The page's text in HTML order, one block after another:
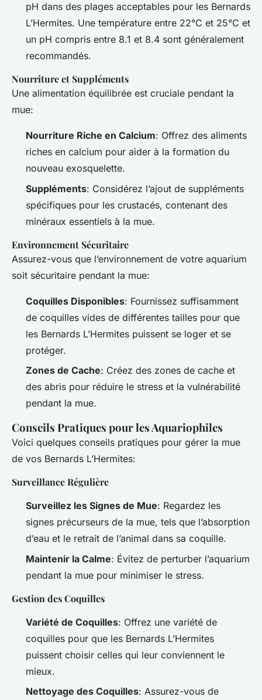
pH dans des plages acceptables pour les Bernards
L’Hermites. Une température entre 22°C et 25°C et
un pH compris entre 8.1 et 8.4 sont généralement
recommandés.
Nourriture et Suppléments
Une alimentation équilibrée est cruciale pendant la
mue:
Nourriture Riche en Calcium: Offrez des aliments
riches en calcium pour aider à la formation du
nouveau exosquelette.
Suppléments: Considérez l’ajout de suppléments
spécifiques pour les crustacés, contenant des
minéraux essentiels à la mue.
Environnement Sécuritaire
Assurez-vous que l’environnement de votre aquarium
soit sécuritaire pendant la mue:
Coquilles Disponibles: Fournissez suffisamment
de coquilles vides de différentes tailles pour que
les Bernards L’Hermites puissent se loger et se
protéger.
Zones de Cache: Créez des zones de cache et
des abris pour réduire le stress et la vulnérabilité
pendant la mue.
Conseils Pratiques pour les Aquariophiles
Voici quelques conseils pratiques pour gérer la mue
de vos Bernards L’Hermites:
Surveillance Régulière
Surveillez les Signes de Mue: Regardez les
signes précurseurs de la mue, tels que l’absorption
d’eau et le retrait de l’animal dans sa coquille.
Maintenir la Calme: Évitez de perturber l’aquarium
pendant la mue pour minimiser le stress.
Gestion des Coquilles
Variété de Coquilles: Offrez une variété de
coquilles pour que les Bernards L’Hermites
puissent choisir celles qui leur conviennent le
mieux.
Nettoyage des Coquilles: Assurez-vous de